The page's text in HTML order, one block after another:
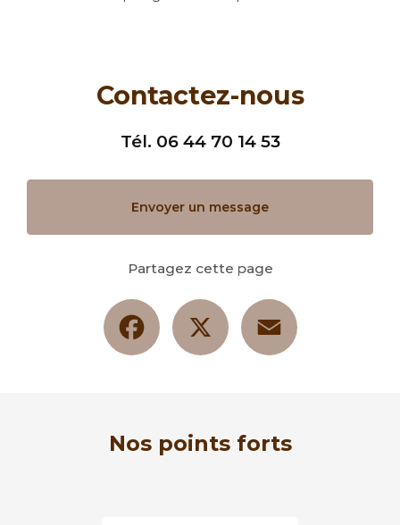
Contactez-nous
Tél. 06 44 70 14 53
Envoyer un message
Partagez cette page
Facebook
Nos points forts